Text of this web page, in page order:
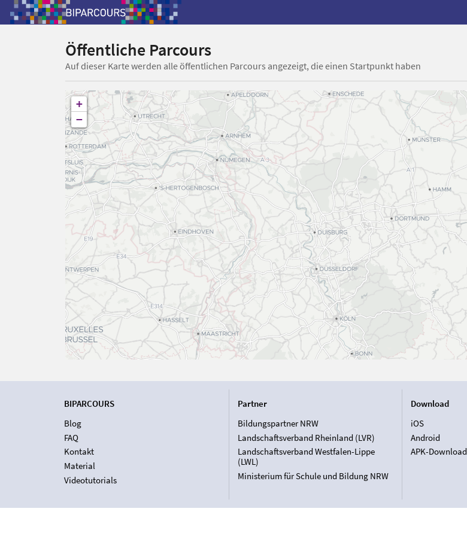
Öffentliche Parcours
Auf dieser Karte werden alle öffentlichen Parcours angezeigt, die einen Startpunkt haben
+
−
BIPARCOURS
Blog
FAQ
Kontakt
Material
Videotutorials
Partner
Bildungspartner NRW
Landschaftsverband Rheinland (LVR)
Landschaftsverband Westfalen-Lippe
(LWL)
Ministerium für Schule und Bildung NRW
Download
iOS
Android
APK-Download